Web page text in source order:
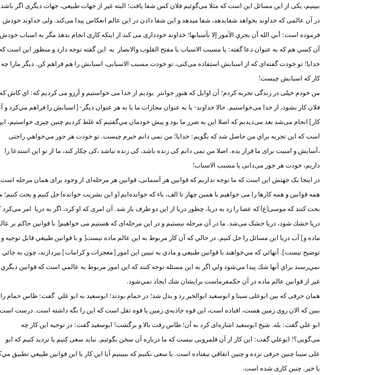
ببینیم، یکی از این مسائل اين است كه مثلا می‌گوئیم فلان کس شفا یافت؛ البته غیر از جهات طبیعی، جهات دیگری اگر
در آن عالمی که خداوند بخواهد شفابدهد، شفا میدهد و اين شفا دادن در این عالم انعکاس پیدا می‌کند. ولی خداوند خودش
فرموده است: أبي الله أن يجري الأمور إلا بأسبابها؛ خداوند خودداری می کند از اینکه کاری انجام بدهد مگر به اسباب
آن كسي هم كه به عنوان دعا گفته: يا مسبب الاسباب يا مفتح القلوب والابصار به این گفته توجه دارد و منظور اين است
خدایا! تو خودت گفته‌ای كه از اسبابش استفاده می‌کنی، تو خودت مسبب الاسبابی، اسبابش را هم فراهم کن. دیگر مارا چه
کار که اسبابش چیست!
من خودم خیلی در زندگی تجربه کردم؛ آن اوایل كه هنوز جوانتر بوديم از خدا می خواستيم و آرزو می کرديم كه: اي کاش که
فلان کار بشود، از خدا می‌خواستیم. حالا خداوند- یا به عنوان مجازات ما یا به هر عنوان ديگر- [اسبابش را فراهم مي‌كرد و
كار] انجام می‌شد بعد می‌دیدیم که اصلا این به ضرر ما بود و پیش خودمان مي‌گفتيم كه غلط کردیم چنین چیزی خواستیم،
است که این تجربه براي من حاصل شد که بگويم: خدایا! من نمی دانم خیرم چیست. تو خودت هر جور مي‌خواهي راحتی
،آسایش و امنیت برای ما قرار بده. اصلا من نمی دانم کی زنده باشد، کی زنده نباشد ،کی چکار کند، ما از تو این استدعا را
داریم، خودت هر جور می‌دانی یا مسبب الاسباب!
در اینجا یک جهتش این است که ما توجه نداریم که قوانین هر آسمانی، قوانین هر مرحله‌ای از وجود برای همان مرحله
همه قوانین و همه کارها را می خواهیم با همین چهار تا الف، باء که خوانده‌ايم (و این بشریت خوانده) حل کنیم و بحث کنیم؛
بحث کنند که موسی(ع) که عصا را زد به دریا، چطور دریا از این دو طرف باز شد. آن امری که او کرد، اگر به دریا امر می‌کرد
دريا خشك شود، دریا خشک می‌شد. ما در آن مرحله نيستيم و در این مرحله‌ای که هستیم می خواهیم[ با قوانين حاكم بر
ماده و] آب دریا اين مسائل را حل کنیم. در حالي كه آن كار مربوط به این عالم ماده نیست[ و با قوانين طبيعي قابل توجيه و
توضيح نيست]. آنهائي كه مي‌خواهند با قوانين طبيعي و مادي به تبيين اين امور [معجزات و كرامات] بپردازند، چون به جائي
نمي‌رسند براي آنها شك پيدا مي‌‌شود ولي اگر به اين مسئله توجه كنند كه اين امور مربوط به عالمي است كه قوانين ديگري
غير از قوانين عالم ماده در آن حكمفرماست برايشان شك ايجاد نمي‌شود.
همان حرفی که بین ابوعلی سینا و ابوسعید ابوالخیر رد و بدل شد؛ در حمام بودند؛ ابوسعيد به ابو علي گفت: طاس حمام را
ببین که الان روی زمین هست، افتاده است، این قوه جاذبه‌ي زمین یا قوه ثقل است كه این را نگه داشته است. درست
ابو علي گفت: بله. شیخ ابوسعيد اشاره‌ای کرد به آن؛ طاس رفت بالا و برگشت! ابوسعيد گفت: در توجيه اين كار چه
می‌گويی؟! ابوعلي گفت: این كار از آن قلمرويی نیست که ما درباره آن سخن بگوئیم. نباید سعی کنیم یا تردید کنیم که ابو
علی سینا چنین حرفی نزده و چنین اتفاقي نيفتاده است. یا سعی نکنیم كه بببينيم آيا اين كار با این قوانین طبيعي تطبیق
يا خير. چنین کاری شده است.